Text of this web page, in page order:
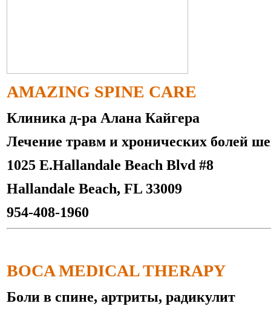
AMAZING SPINE CARE
Клиника д-ра Алана Кайгера
Лечение травм и хронических болей
1025 E.Hallandale Beach Blvd #8
Hallandale Beach, FL 33009
954-408-1960
BOCA MEDICAL THERAPY
Боли в спине, артриты, радикулит